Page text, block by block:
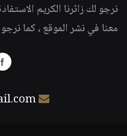
نرجو لك زائرنا الكريم
معنا في نشر الموقع ، كما